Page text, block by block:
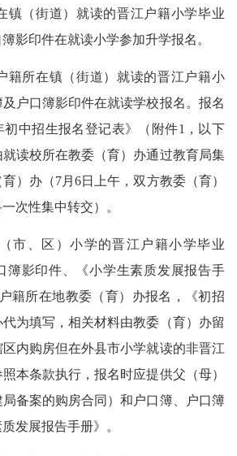
镇（街道）就读的晋江户籍小学毕业
影印件在就读小学参加升学报名。
籍所在镇（街道）就读的晋江户籍小
户口簿影印件在就读学校报名。报名
初中招生报名登记表》（附件1 ，以下
读校所在教委（育）办通过教育局集
）办（7月6日上午，双方教委（育）
次性集中转交）。
市、区）小学的晋江户籍小学毕业
簿影印件、《小学生素质发展报告手
籍所在地教委（育）办报名，《初招
为填写，相关材料由教委（育）办留
内购房但在外县市小学就读的非晋江
本条款执行，报名时应提供父（母）
备案的购房合同）和户口簿、户口簿
发展报告手册》。